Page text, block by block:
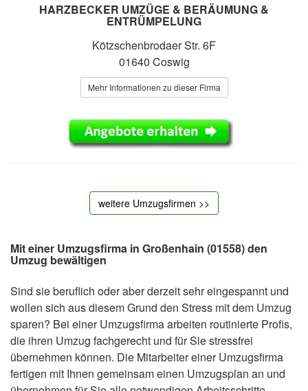
HARZBECKER UMZÜGE & BERÄUMUNG &
ENTRÜMPELUNG
Kötzschenbrodaer Str. 6F
01640 Coswig
Mehr Informationen zu dieser Firma
weitere Umzugsfirmen >>
Mit einer Umzugsfirma in Großenhain (01558) den
Umzug bewältigen
Sind sie beruflich oder aber derzeit sehr eingespannt und
wollen sich aus diesem Grund den Stress mit dem Umzug
sparen? Bei einer Umzugsfirma arbeiten routinierte Profis,
die ihren Umzug fachgerecht und für Sie stressfrei
übernehmen können. Die Mitarbeiter einer Umzugsfirma
fertigen mit Ihnen gemeinsam einen Umzugsplan an und